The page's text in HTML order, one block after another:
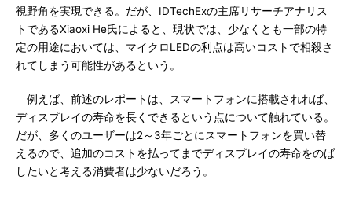
視野角を実現できる。だが、IDTechExの主席リサーチアナリス
トであるXiaoxi He氏によると、現状では、少なくとも一部の特
定の用途においては、マイクロLEDの利点は高いコストで相殺さ
れてしまう可能性があるという。
例えば、前述のレポートは、スマートフォンに搭載されれば、
ディスプレイの寿命を長くできるという点について触れている。
だが、多くのユーザーは2～3年ごとにスマートフォンを買い替
えるので、追加のコストを払ってまでディスプレイの寿命をのば
したいと考える消費者は少ないだろう。